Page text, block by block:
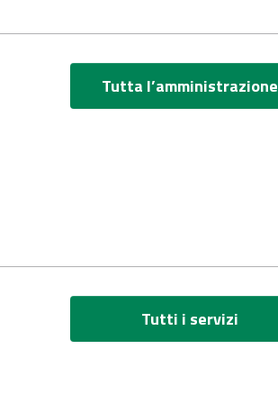
Tutta l’amministrazione
Tutti i servizi